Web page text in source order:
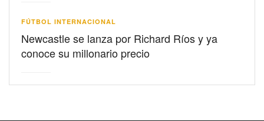
FÚTBOL INTERNACIONAL
Newcastle se lanza por Richard Ríos y ya
conoce su millonario precio